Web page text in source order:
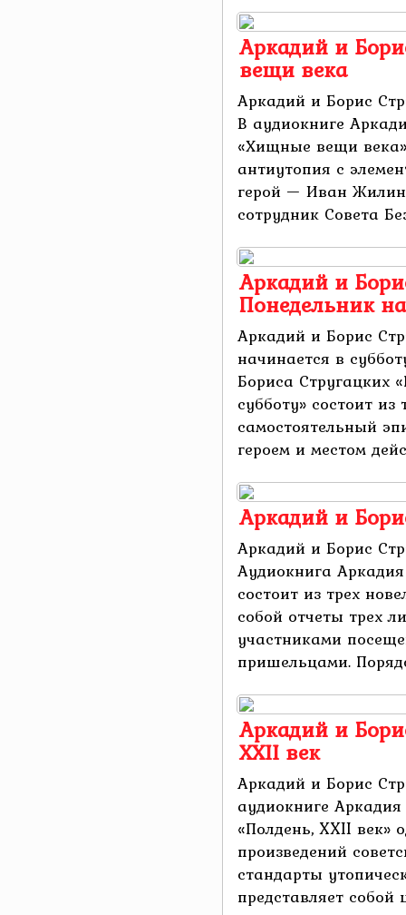
Аркадий и
вещи века
Аркадий и Борис
В аудиокниге
«Хищные вещи
антиутопия с
герой — Иван
сотрудник Совета
Аркадий и
Понедельник
Аркадий и Борис
начинается в
Бориса Стругацких
субботу» состоит
самостоятельный
героем и местом
Аркадий и
Аркадий и Борис
Аудиокнига
состоит из трех
собой отчеты трех
участниками
пришельцами.
Аркадий и
XXII век
Аркадий и Борис
аудиокниге
«Полдень, XXII век»
произведений
стандарты
представляет собой